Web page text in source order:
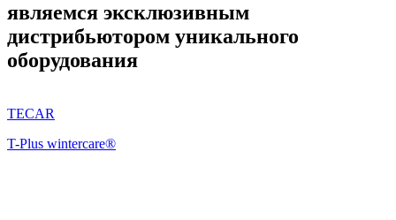
являемся эксклюзивным
дистрибьютором уникального
оборудования
TECAR
T-Plus wintercare®